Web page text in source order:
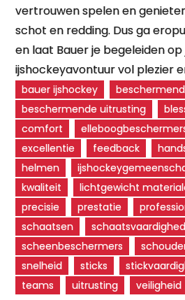
vertrouwen spelen en
schot en redding. Dus ga
en laat Bauer je begeleiden op
ijshockeyavontuur vol plezier
bauer ijshockey
beschermende uitrusting
comfort
excellentie
feedback
helmen
kwaliteit
lichtgewicht
precisie
prestatie
schaatsen
scheenbeschermers
snelheid
sticks
teams
uitrusting veiligheid